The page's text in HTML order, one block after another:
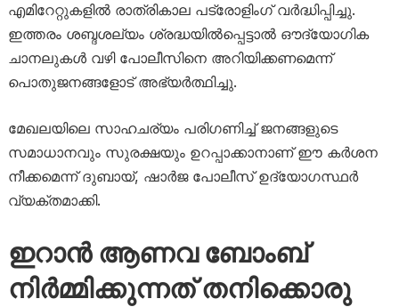
എമിറേറ്റുകളിൽ രാത്രികാല പട്രോളിംഗ് വർദ്ധിപ്പിച്ചു.
ഇത്തരം ശബ്ദശല്യം ശ്രദ്ധയിൽപ്പെട്ടാൽ ഔദ്യോഗിക
ചാനലുകൾ വഴി പോലീസിനെ അറിയിക്കണമെന്ന്
പൊതുജനങ്ങളോട് അഭ്യർത്ഥിച്ചു.
മേഖലയിലെ സാഹചര്യം പരിഗണിച്ച് ജനങ്ങളുടെ
സമാധാനവും സുരക്ഷയും ഉറപ്പാക്കാനാണ് ഈ കർശന
നീക്കമെന്ന് ദുബായ്, ഷാർജ പോലീസ് ഉദ്യോഗസ്ഥർ
വ്യക്തമാക്കി.
ഇറാൻ ആണവ ബോംബ്
നിർമ്മിക്കുന്നത് തനിക്കൊരു